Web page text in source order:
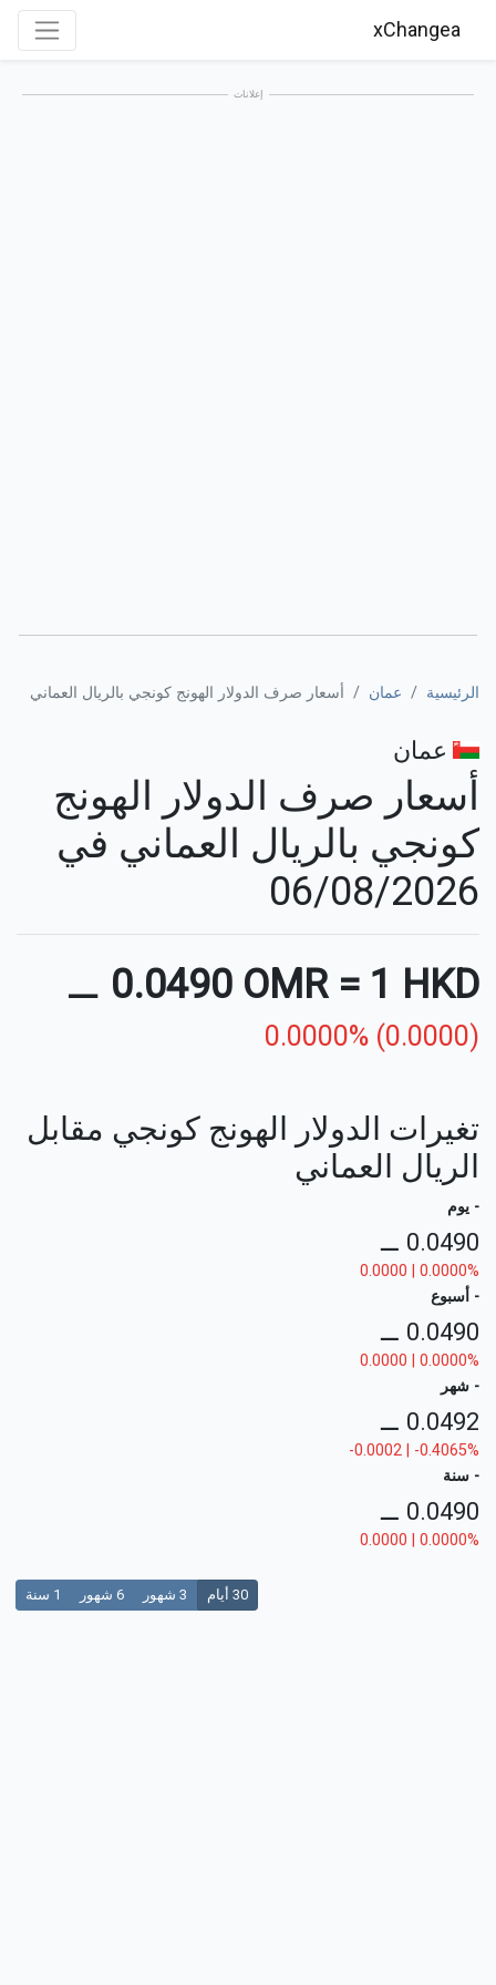
xChangea
إعلانات
الرئيسية عمان أسعار صرف الدولار الهونج كونجي بالريال العماني
عمان
أسعار صرف الدولار الهونج
كونجي بالريال العماني في
06/08/2026
1 HKD
=
0.0490 OMR
⚊
0.0000% (0.0000)
تغيرات الدولار الهونج كونجي مقابل
الريال العماني
- يوم
0.0490
⚊
0.0000 | 0.0000%
- أسبوع
0.0490
⚊
0.0000 | 0.0000%
- شهر
0.0492
⚊
-0.0002 | -0.4065%
- سنة
0.0490
⚊
0.0000 | 0.0000%
30 أيام 3 شهور 6 شهور 1 سنة